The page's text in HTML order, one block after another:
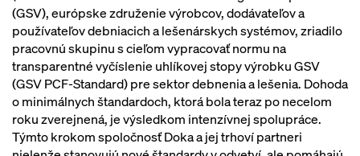
(GSV), európske združenie výrobcov, dodávateľov a
používateľov debniacich a lešenárskych systémov, zriadilo
pracovnú skupinu s cieľom vypracovať normu na
transparentné vyčíslenie uhlíkovej stopy výrobku GSV
(GSV PCF-Standard) pre sektor debnenia a lešenia. Dohoda
o minimálnych štandardoch, ktorá bola teraz po necelom
roku zverejnená, je výsledkom intenzívnej spolupráce.
Týmto krokom spoločnosť Doka a jej trhoví partneri